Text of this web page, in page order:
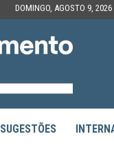
DOMINGO, AGOSTO 9, 2026
SUGESTÕES